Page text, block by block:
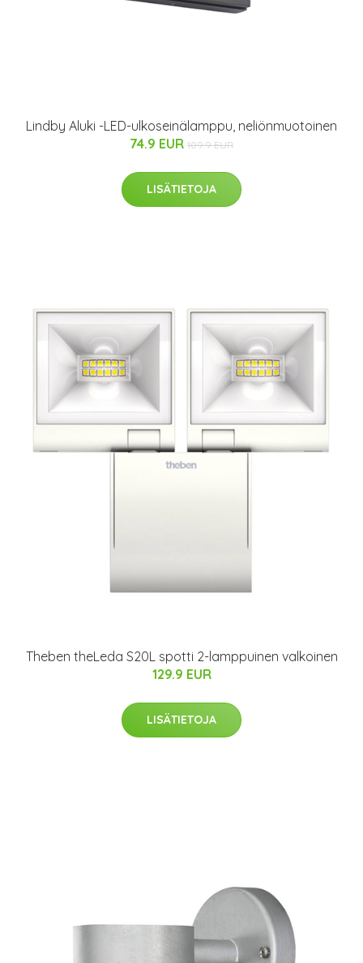
Lindby Aluki -LED-ulkoseinälamppu, neliönmuotoinen
74.9 EUR 109.9 EUR
LISÄTIETOJA
Theben theLeda S20L spotti 2-lamppuinen valkoinen
129.9 EUR
LISÄTIETOJA